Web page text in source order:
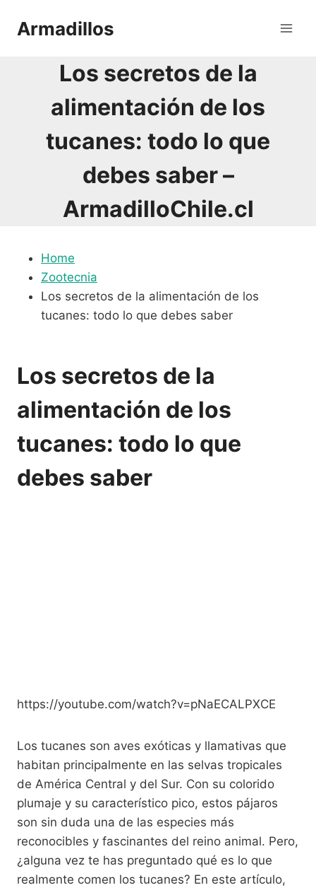
Armadillos
Los secretos de la
alimentación de los
tucanes: todo lo que
debes saber –
ArmadilloChile.cl
Home
Zootecnia
Los secretos de la alimentación de los
tucanes: todo lo que debes saber
Los secretos de la
alimentación de los
tucanes: todo lo que
debes saber
https://youtube.com/watch?v=pNaECALPXCE
Los tucanes son aves exóticas y llamativas que
habitan principalmente en las selvas tropicales
de América Central y del Sur. Con su colorido
plumaje y su característico pico, estos pájaros
son sin duda una de las especies más
reconocibles y fascinantes del reino animal. Pero,
¿alguna vez te has preguntado qué es lo que
realmente comen los tucanes? En este artículo,